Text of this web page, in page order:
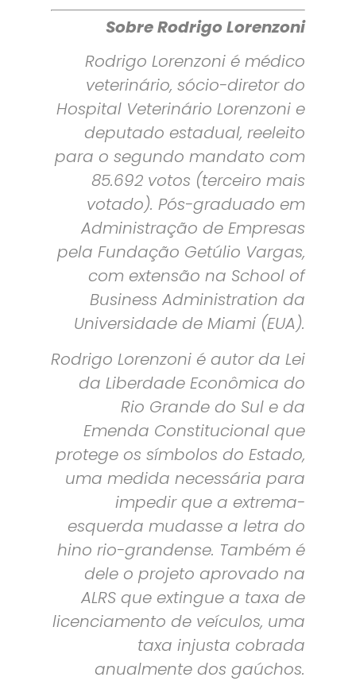
Sobre Rodrigo Lorenzoni
Rodrigo Lorenzoni é médico
veterinário, sócio-diretor do
Hospital Veterinário Lorenzoni e
deputado estadual, reeleito
para o segundo mandato com
85.692 votos (terceiro mais
votado). Pós-graduado em
Administração de Empresas
pela Fundação Getúlio Vargas,
com extensão na School of
Business Administration da
Universidade de Miami (EUA).
Rodrigo Lorenzoni é autor da Lei
da Liberdade Econômica do
Rio Grande do Sul e da
Emenda Constitucional que
protege os símbolos do Estado,
uma medida necessária para
impedir que a extrema-
esquerda mudasse a letra do
hino rio-grandense. Também é
dele o projeto aprovado na
ALRS que extingue a taxa de
licenciamento de veículos, uma
taxa injusta cobrada
anualmente dos gaúchos.